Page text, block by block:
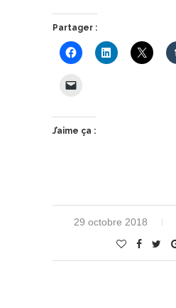
Partager :
J’aime ça :
29 octobre 2018